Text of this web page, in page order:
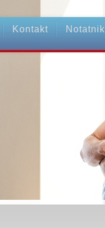
Kontakt Notatnik